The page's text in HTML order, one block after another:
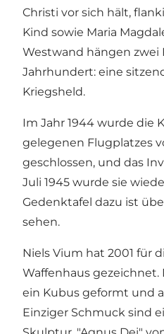
Christi vor sich hält,
Kind sowie Maria
Westwand hängen zwei
Jahrhundert: eine
Kriegsheld.
Im Jahr 1944 wurde die
gelegenen Flugplatzes
geschlossen, und das
Juli 1945 wurde sie
Gedenktafel dazu ist
sehen.
Niels Vium hat 2001 für
Waffenhaus gezeichnet.
ein Kubus geformt und
Einziger Schmuck sind